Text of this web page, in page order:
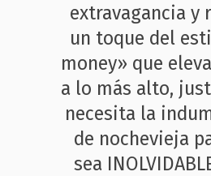
extravagancia y
un toque del
money» que
a lo más alto,
necesita la
de nochevieja
sea